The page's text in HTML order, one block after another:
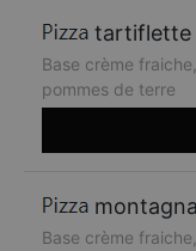
tartiflette
Base crème
pommes de terre
Base crème